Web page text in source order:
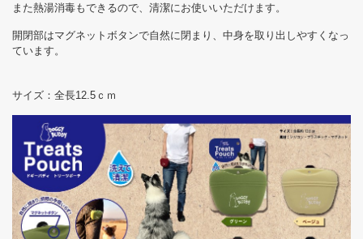
また熱湯消毒もできるので、清潔にお使いいただけます。
開閉部はマグネットボタンで自然に閉まり、中身を取り出しやすくなっ
ています。
サイズ：全長12.5ｃｍ